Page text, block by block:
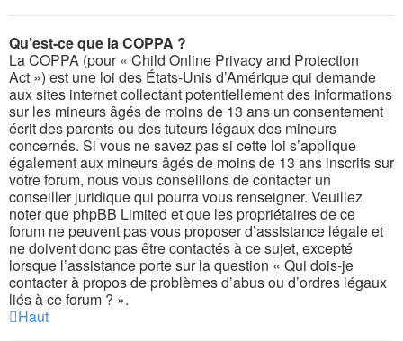
Qu’est-ce que la COPPA ?
La COPPA (pour « Child Online Privacy and Protection
Act ») est une loi des États-Unis d’Amérique qui demande
aux sites internet collectant potentiellement des informations
sur les mineurs âgés de moins de 13 ans un consentement
écrit des parents ou des tuteurs légaux des mineurs
concernés. Si vous ne savez pas si cette loi s’applique
également aux mineurs âgés de moins de 13 ans inscrits sur
votre forum, nous vous conseillons de contacter un
conseiller juridique qui pourra vous renseigner. Veuillez
noter que phpBB Limited et que les propriétaires de ce
forum ne peuvent pas vous proposer d’assistance légale et
ne doivent donc pas être contactés à ce sujet, excepté
lorsque l’assistance porte sur la question « Qui dois-je
contacter à propos de problèmes d’abus ou d’ordres légaux
liés à ce forum ? ».
Haut